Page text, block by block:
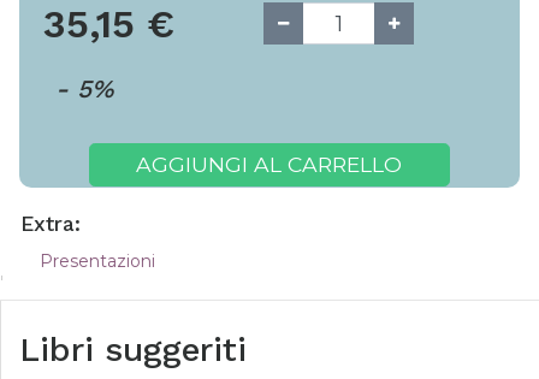
35,15 €
- 5%
AGGIUNGI AL CARRELLO
Extra:
Presentazioni
Libri suggeriti